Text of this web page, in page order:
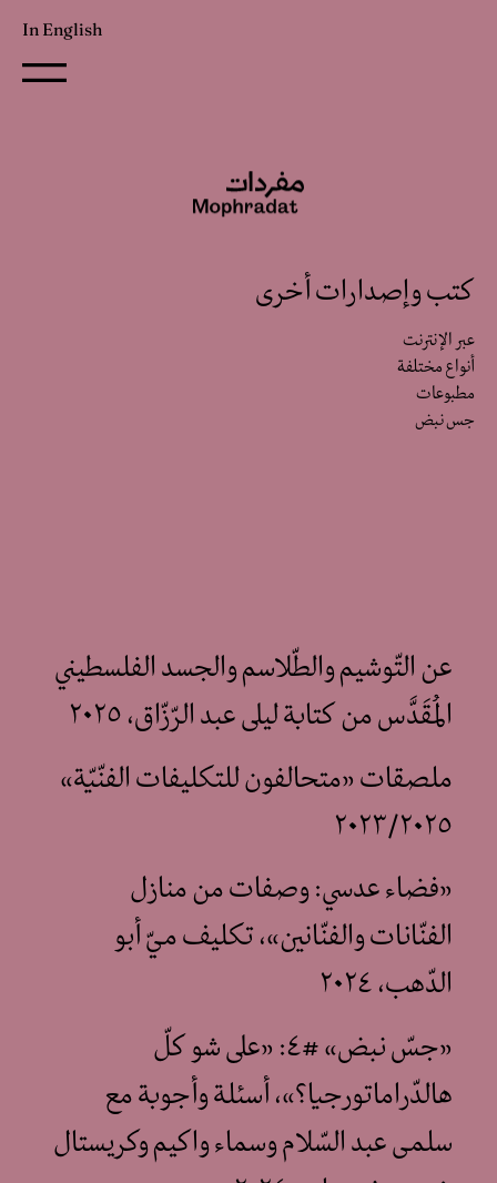
In English
كتب وإصدارات أخرى
عبر الإنترنت
أنواع مختلفة
مطبوعات
جس نبض
عن التّوشيم والطّلاسم والجسد الفلسطيني
المُقَدَّس من كتابة ليلى عبد الرّزّاق، ٢٠٢٥
ملصقات «متحالفون للتكليفات الفنّيّة»
٢٠٢٣/٢٠٢٥
«فضاء عدسي: وصفات من منازل
الفنّانات والفنّانين»، تكليف ميّ أبو
الدّهب، ٢٠٢٤
«جسّ نبض» #٤: «على شو كلّ
هالدّراماتورجيا؟»، أسئلة وأجوبة مع
سلمى عبد السّلام وسماء واكيم وكريستال